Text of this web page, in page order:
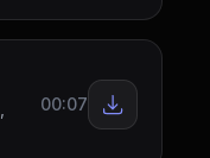
00:07